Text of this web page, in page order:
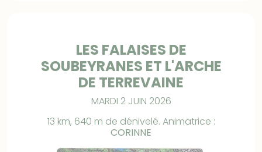
LES FALAISES DE
SOUBEYRANES ET L'ARCHE
DE TERREVAINE
MARDI 2 JUIN 2026
13 km, 640 m de dénivelé. Animatrice :
CORINNE